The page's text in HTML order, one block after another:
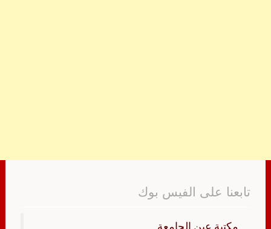
تابعنا على الفيس بوك